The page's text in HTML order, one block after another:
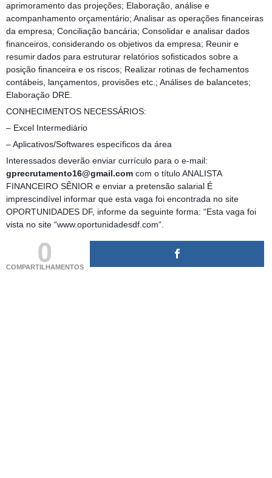
aprimoramento das projeções; Elaboração, análise e
acompanhamento orçamentário; Analisar as operações financeiras
da empresa; Conciliação bancária; Consolidar e analisar dados
financeiros, considerando os objetivos da empresa; Reunir e
resumir dados para estruturar relatórios sofisticados sobre a
posição financeira e os riscos; Realizar rotinas de fechamentos
contábeis, lançamentos, provisões etc.; Análises de balancetes;
Elaboração DRE.
CONHECIMENTOS NECESSÁRIOS:
– Excel Intermediário
– Aplicativos/Softwares específicos da área
Interessados deverão enviar currículo para o e-mail:
gprecrutamento16@gmail.com com o título ANALISTA
FINANCEIRO SÊNIOR e enviar a pretensão salarial É
imprescindível informar que esta vaga foi encontrada no site
OPORTUNIDADES DF, informe da seguinte forma: “Esta vaga foi
vista no site “www.oportunidadesdf.com“.
0
COMPARTILHAMENTOS